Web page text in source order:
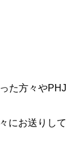
た方々やPHJ
にお送りして